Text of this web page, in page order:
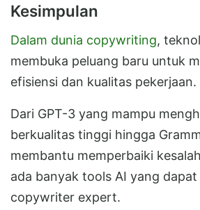
Kesimpulan
Dalam dunia copywriting,
membuka peluang baru untuk
efisiensi dan kualitas pekerjaan.
Dari GPT-3 yang mampu
berkualitas tinggi hingga
membantu memperbaiki
ada banyak tools AI yang
copywriter expert.